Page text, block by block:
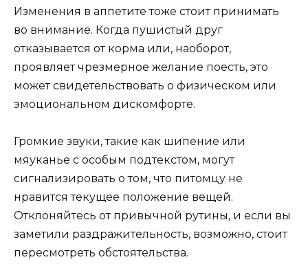
Изменения в аппетите тоже стоит принимать
во внимание. Когда пушистый друг
отказывается от корма или, наоборот,
проявляет чрезмерное желание поесть, это
может свидетельствовать о физическом или
эмоциональном дискомфорте.
Громкие звуки, такие как шипение или
мяуканье с особым подтекстом, могут
сигнализировать о том, что питомцу не
нравится текущее положение вещей.
Отклоняйтесь от привычной рутины, и если вы
заметили раздражительность, возможно, стоит
пересмотреть обстоятельства.